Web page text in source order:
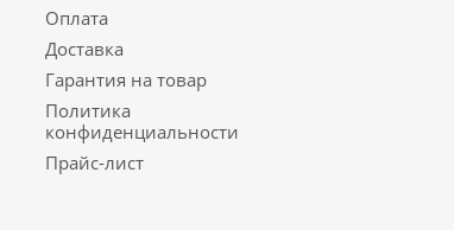
Оплата
Доставка
Гарантия на товар
Политика
конфиденциальности
Прайс-лист